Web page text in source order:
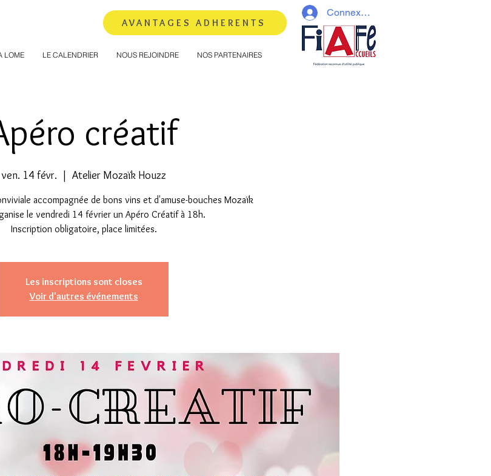
LOME LE CALENDRIER NOUS REJOINDRE NOS PARTENAIRES
Connexion
AVANTAGES ADHERENTS
créatif
ven. 14 févr.
  |
Atelier Mozaïk Houzz
accompagnée de bons vins et d'amuse-bouches Mozaïk
le vendredi 14 février un Apéro Créatif à 18h.
Inscription obligatoire, place limitées.
Les inscriptions sont closes
Voir d'autres événements